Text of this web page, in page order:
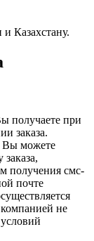
и Казахстану.
получаете при
заказа.
Вы можете
получения смс-
почте
не